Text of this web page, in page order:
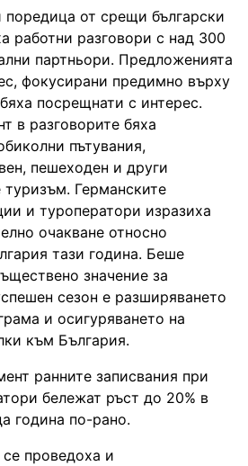
поредица от срещи български
работни разговори с над 300
партньори. Предложенията
фокусирани предимно върху
посрещнати с интерес.
в разговорите бяха
пътувания,
пешеходен и други
Германските
и туроператори изразиха
очакване относно
тази година. Беше
значение за
сезон е разширяването
и осигуряването на
към България.
ранните записвания при
бележат ръст до 20% в
година по-рано.
проведоха и